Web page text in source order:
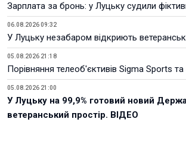
Зарплата за бронь: у Луцьку судили
06.08.2026 09:32
У Луцьку незабаром відкриють
05.08.2026 21:18
Порівняння телеоб'єктивів Sigma Sports
05.08.2026 21:00
У Луцьку на 99,9% готовий новий
ветеранський простір. ВІДЕО